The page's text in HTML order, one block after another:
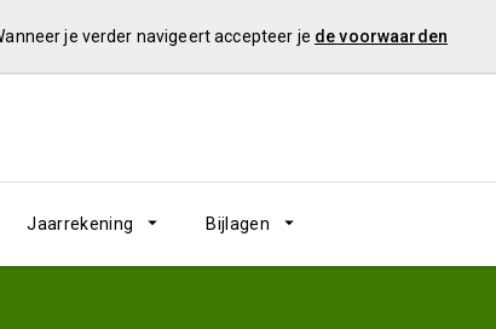
je verder navigeert accepteer je de voorwaarden
Jaarrekening Bijlagen